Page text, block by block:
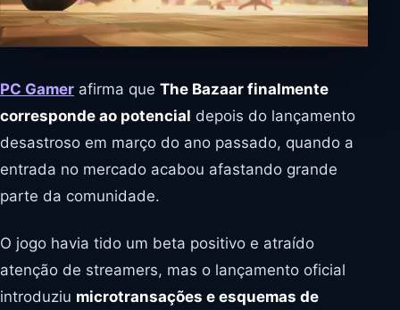
PC Gamer afirma que The Bazaar finalmente
corresponde ao potencial depois do lançamento
desastroso em março do ano passado, quando a
entrada no mercado acabou afastando grande
parte da comunidade.
O jogo havia tido um beta positivo e atraído
atenção de streamers, mas o lançamento oficial
introduziu microtransações e esquemas de